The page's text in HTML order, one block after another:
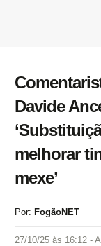
Davide
melhorar
mexe’
Por: FogãoNET
27/10/25 às 16:12 -